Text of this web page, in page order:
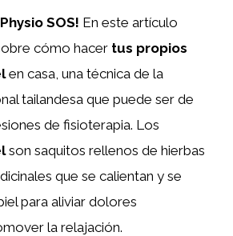
SOS! En este artículo
cómo hacer tus propios
en casa, una técnica de la
tailandesa que puede ser de
de fisioterapia. Los
son saquitos rellenos de hierbas
que se calientan y se
para aliviar dolores
la relajación.